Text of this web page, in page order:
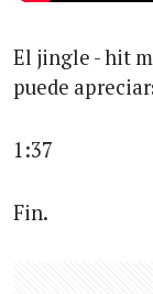
El jingle - hit
puede
1:37
Fin.